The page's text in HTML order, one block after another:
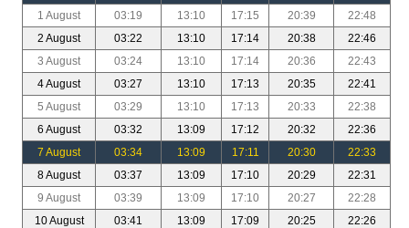
1 August
03:19 13:10 17:15 20:39
22:48
2 August
03:22 13:10 17:14 20:38
22:46
3 August
03:24 13:10 17:14 20:36
22:43
4 August
03:27 13:10 17:13 20:35
22:41
5 August
03:29 13:10 17:13 20:33
22:38
6 August
03:32 13:09 17:12 20:32
22:36
7 August
03:34 13:09 17:11 20:30
22:33
8 August
03:37 13:09 17:10 20:29
22:31
9 August
03:39 13:09 17:10 20:27
22:28
10 August
03:41 13:09 17:09 20:25
22:26